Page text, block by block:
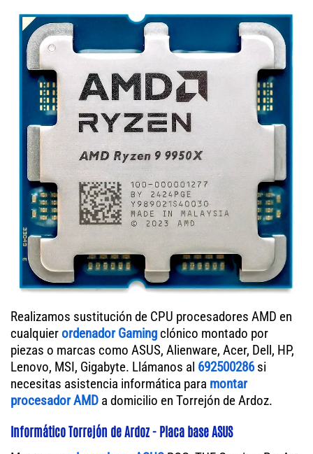
Realizamos sustitución de CPU procesadores AMD en
cualquierordenador Gaming clónico montado por
piezas o marcas como ASUS, Alienware, Acer, Dell, HP,
Lenovo, MSI, Gigabyte. Llámanos al 692500286si
necesitas asistencia informática para montar
procesador AMD a domicilio en Torrejón de Ardoz.
Informático Torrejón de Ardoz - Placa base ASUS